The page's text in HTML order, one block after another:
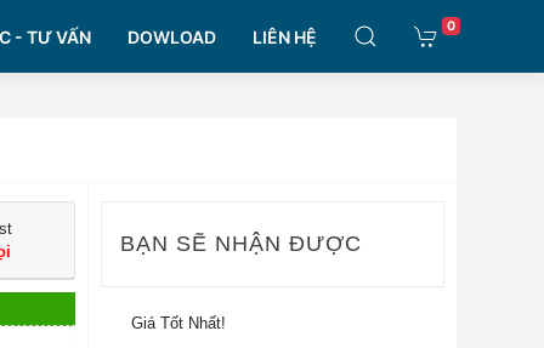
- TƯ VẤN DOWLOAD LIÊN HỆ
0
BẠN SẼ NHẬN ĐƯỢC
Giá Tốt Nhất!